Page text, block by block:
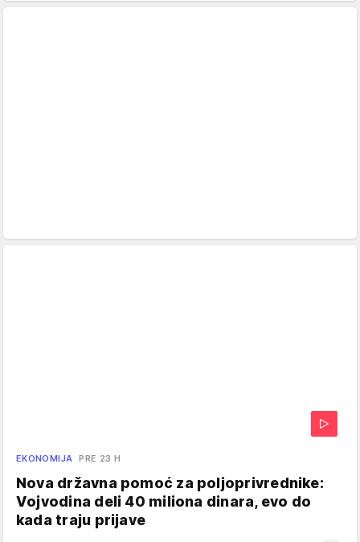
EKONOMIJA PRE 23 H
Nova državna pomoć za poljoprivrednike:
Vojvodina deli 40 miliona dinara, evo do
kada traju prijave